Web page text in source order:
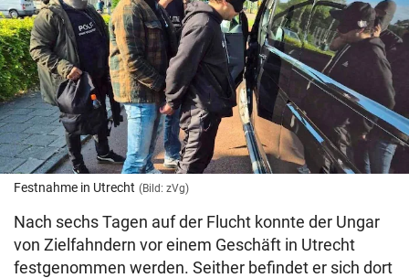
Festnahme in Utrecht (Bild: zVg)
Nach sechs Tagen auf der Flucht konnte der Ungar
von Zielfahndern vor einem Geschäft in Utrecht
festgenommen werden. Seither befindet er sich dort